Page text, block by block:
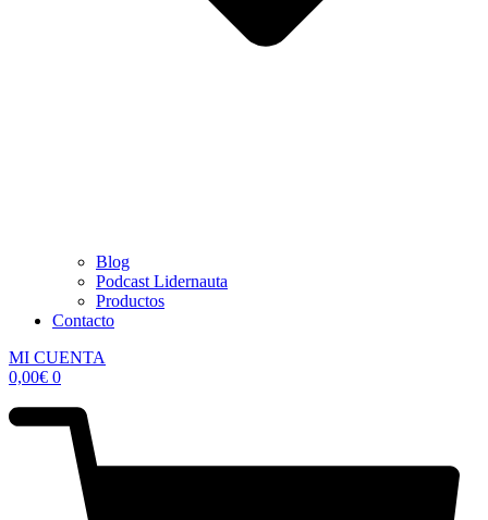
Blog
Podcast Lidernauta
Productos
Contacto
MI CUENTA
0,00€ 0